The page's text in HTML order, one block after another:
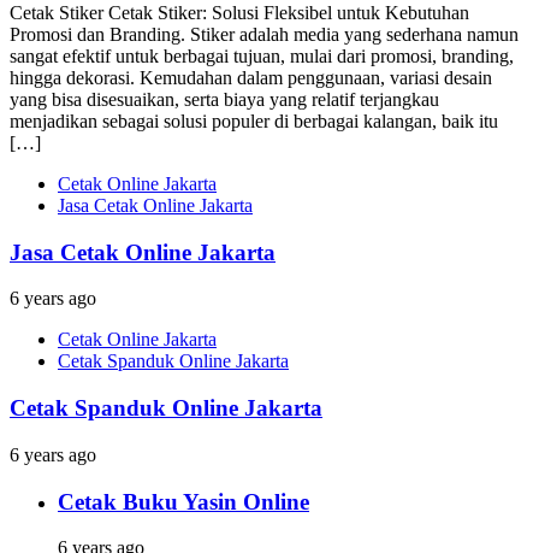
Cetak Stiker Cetak Stiker: Solusi Fleksibel untuk Kebutuhan
Promosi dan Branding. Stiker adalah media yang sederhana namun
sangat efektif untuk berbagai tujuan, mulai dari promosi, branding,
hingga dekorasi. Kemudahan dalam penggunaan, variasi desain
yang bisa disesuaikan, serta biaya yang relatif terjangkau
menjadikan sebagai solusi populer di berbagai kalangan, baik itu
[…]
Cetak Online Jakarta
Jasa Cetak Online Jakarta
Jasa Cetak Online Jakarta
6 years ago
Cetak Online Jakarta
Cetak Spanduk Online Jakarta
Cetak Spanduk Online Jakarta
6 years ago
Cetak Buku Yasin Online
6 years ago